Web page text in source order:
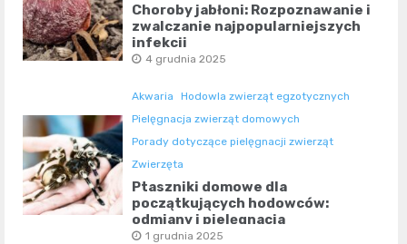
Choroby jabłoni: Rozpoznawanie i
zwalczanie najpopularniejszych
infekcji
4 grudnia 2025
Akwaria
Hodowla zwierząt egzotycznych
Pielęgnacja zwierząt domowych
Porady dotyczące pielęgnacji zwierząt
Zwierzęta
Ptaszniki domowe dla
początkujących hodowców:
odmiany i pielęgnacja
1 grudnia 2025